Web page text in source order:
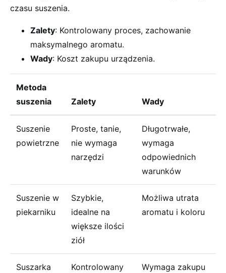
czasu suszenia.
Zalety: Kontrolowany proces, zachowanie
maksymalnego aromatu.
Wady: Koszt zakupu urządzenia.
Metoda
suszenia
Zalety Wady
Suszenie
powietrzne
Proste, tanie,
nie wymaga
narzędzi
Długotrwałe,
wymaga
odpowiednich
warunków
Suszenie w
piekarniku
Szybkie,
idealne na
większe ilości
ziół
Możliwa utrata
aromatu i koloru
Suszarka
Kontrolowany
Wymaga zakupu